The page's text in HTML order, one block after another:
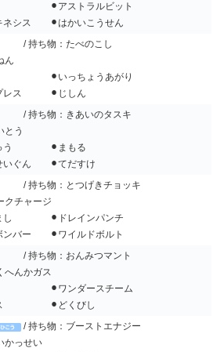
⚫︎アストラルビット
ネシス ⚫︎はかいこうせん
/ 持ち物：たべのこし
ん
⚫︎いっちょうあがり
レス ⚫︎じしん
/ 持ち物：きあいのタスキ
とう
ゅう ⚫︎まもる
いぐん ⚫︎てだすけ
/ 持ち物：とつげきチョッキ
クチャージ
し ⚫︎ドレインパンチ
ンバー ⚫︎ワイルドボルト
/ 持ち物：おんみつマント
へんかガス
⚫︎ワンダースチーム
ス ⚫︎どくびし
/ 持ち物：ブーストエナジー
かっせい